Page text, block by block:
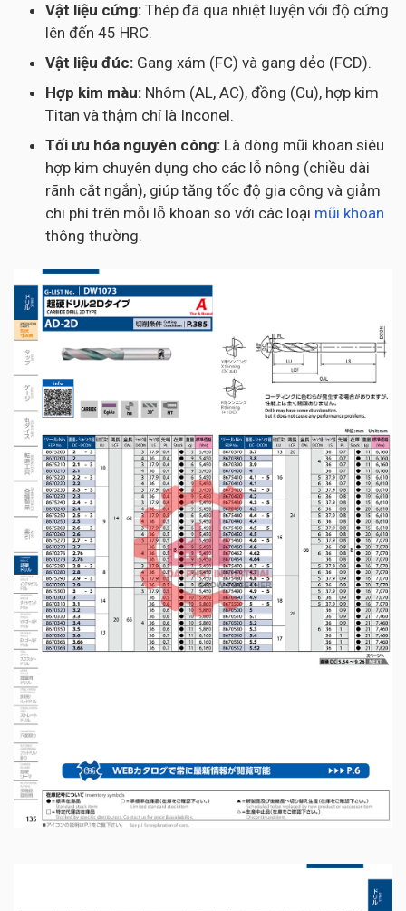
Vật liệu cứng: Thép đã qua nhiệt luyện với độ cứng
lên đến 45 HRC.
Vật liệu đúc: Gang xám (FC) và gang dẻo (FCD).
Hợp kim màu: Nhôm (AL, AC), đồng (Cu), hợp kim
Titan và thậm chí là Inconel.
Tối ưu hóa nguyên công: Là dòng mũi khoan siêu
hợp kim chuyên dụng cho các lỗ nông (chiều dài
rãnh cắt ngắn), giúp tăng tốc độ gia công và giảm
chi phí trên mỗi lỗ khoan so với các loại mũi khoan
thông thường.